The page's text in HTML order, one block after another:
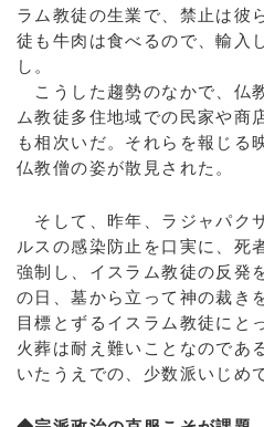
ラム教徒の生業で、禁止は彼
徒も牛肉は食べるので、輸入
し。
こうした趨勢のなかで、仏
ム教徒多住地域での民家や商
も相次いだ。それらを報じる
仏教僧の姿が散見された。
そして、昨年、ラジャパク
ルスの感染防止を口実に、死
強制し、イスラム教徒の反発
の日、墓から立って神の裁き
目標とずるイスラム教徒にと
火葬は耐え難いことなのであ
いたうえでの、少数派いじめ